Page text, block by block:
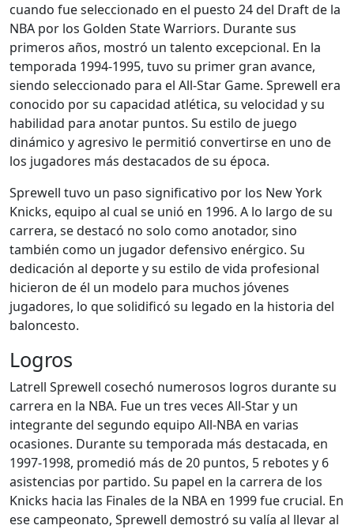
cuando fue seleccionado en el puesto 24 del Draft de la
NBA por los Golden State Warriors. Durante sus
primeros años, mostró un talento excepcional. En la
temporada 1994-1995, tuvo su primer gran avance,
siendo seleccionado para el All-Star Game. Sprewell era
conocido por su capacidad atlética, su velocidad y su
habilidad para anotar puntos. Su estilo de juego
dinámico y agresivo le permitió convertirse en uno de
los jugadores más destacados de su época.
Sprewell tuvo un paso significativo por los New York
Knicks, equipo al cual se unió en 1996. A lo largo de su
carrera, se destacó no solo como anotador, sino
también como un jugador defensivo enérgico. Su
dedicación al deporte y su estilo de vida profesional
hicieron de él un modelo para muchos jóvenes
jugadores, lo que solidificó su legado en la historia del
baloncesto.
Logros
Latrell Sprewell cosechó numerosos logros durante su
carrera en la NBA. Fue un tres veces All-Star y un
integrante del segundo equipo All-NBA en varias
ocasiones. Durante su temporada más destacada, en
1997-1998, promedió más de 20 puntos, 5 rebotes y 6
asistencias por partido. Su papel en la carrera de los
Knicks hacia las Finales de la NBA en 1999 fue crucial. En
ese campeonato, Sprewell demostró su valía al llevar al